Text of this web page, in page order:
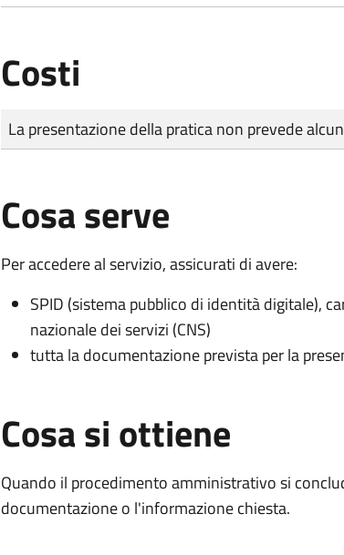
Costi
Tipo di pagamento
Importo
La presentazione della pratica non prevede
Cosa serve
Per accedere al servizio, assicurati di avere:
SPID (sistema pubblico di identità digitale),
nazionale dei servizi (CNS)
tutta la documentazione prevista per la
Cosa si ottiene
Quando il procedimento amministrativo si
documentazione o l'informazione chiesta.